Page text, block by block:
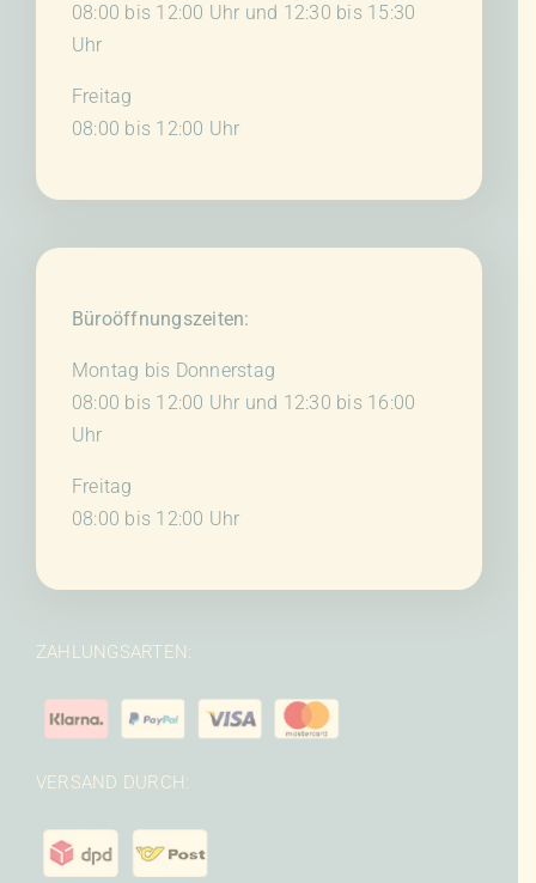
08:00 bis 12:00 Uhr und 12:30 bis 15:30
Uhr
Freitag
08:00 bis 12:00 Uhr
Büroöffnungszeiten:
Montag bis Donnerstag
08:00 bis 12:00 Uhr und 12:30 bis 16:00
Uhr
Freitag
08:00 bis 12:00 Uhr
ZAHLUNGSARTEN:
VERSAND DURCH: